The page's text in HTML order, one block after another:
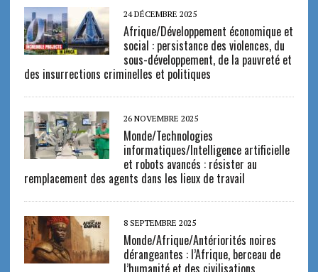
24 DÉCEMBRE 2025
Afrique/Développement économique et
social : persistance des violences, du
sous-développement, de la pauvreté et
des insurrections criminelles et politiques
26 NOVEMBRE 2025
Monde/Technologies
informatiques/Intelligence artificielle
et robots avancés : résister au
remplacement des agents dans les lieux de travail
8 SEPTEMBRE 2025
Monde/Afrique/Antériorités noires
dérangeantes : l’Afrique, berceau de
l’humanité et des civilisations